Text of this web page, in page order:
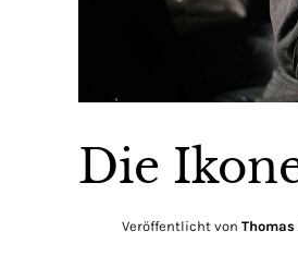
Die
Veröffentlicht von